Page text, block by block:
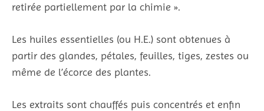
retirée partiellement par la chimie ».
Les huiles essentielles (ou H.E.) sont obtenues à
partir des glandes, pétales, feuilles, tiges, zestes ou
même de l’écorce des plantes.
Les extraits sont chauffés puis concentrés et enfin